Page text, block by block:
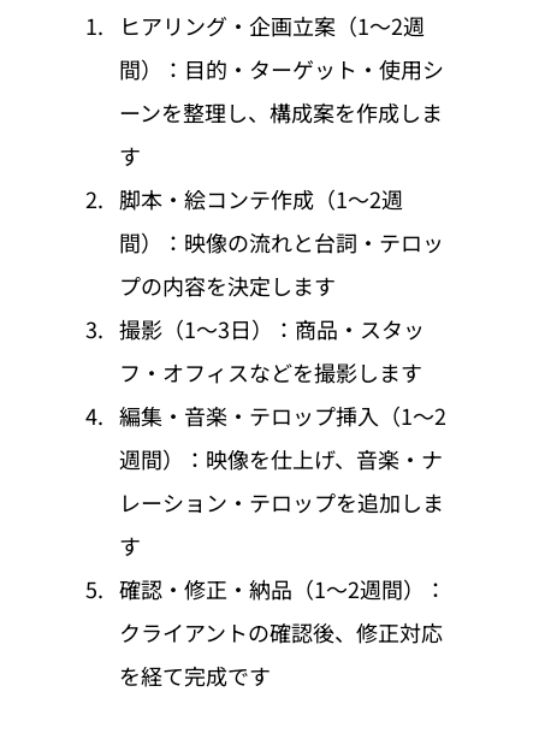
ヒアリング・企画立案（1〜2週
間）：目的・ターゲット・使用シ
ーンを整理し、構成案を作成しま
す
脚本・絵コンテ作成（1〜2週
間）：映像の流れと台詞・テロッ
プの内容を決定します
撮影（1〜3日）：商品・スタッ
フ・オフィスなどを撮影します
編集・音楽・テロップ挿入（1〜2
週間）：映像を仕上げ、音楽・ナ
レーション・テロップを追加しま
す
確認・修正・納品（1〜2週間）：
クライアントの確認後、修正対応
を経て完成です